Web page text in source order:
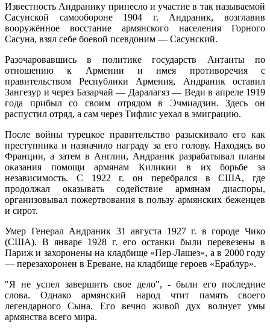
Известность Андранику принесло и участие в так называемой
Сасунской самообороне 1904 г. Андраник, возглавив
вооружённое восстание армянского населения Горного
Сасуна, взял себе боевой псевдоним — Сасунский.
Разочаровавшись в политике государств Антанты по
отношению к Армении и имея противоречия с
правительством Республики Армения, Андраник оставил
Зангезур и через Базарчай — Даралагяз — Веди в апреле 1919
года прибыл со своим отрядом в Эчмиадзин. Здесь он
распустил отряд, а сам через Тифлис уехал в эмиграцию.
После войны турецкое правительство разыскивало его как
преступника и назначило награду за его голову. Находясь во
Франции, а затем в Англии, Андраник разрабатывал планы
оказания помощи армянам Киликии в их борьбе за
независимость. С 1922 г. он перебрался в США, где
продолжал оказывать содействие армянам диаспоры,
организовывал пожертвования в пользу армянских беженцев
и сирот.
Умер Генерал Андраник 31 августа 1927 г. в городе Чико
(США). В январе 1928 г. его останки были перевезены в
Париж и захоронены на кладбище «Пер-Лашез», а в 2000 году
— перезахоронен в Ереване, на кладбище героев «Ераблур».
"Я не успел завершить свое дело", - были его последние
слова. Однако армянский народ чтит память своего
легендарного Сына. Его вечно живой дух волнует умы
армянства всего мира.